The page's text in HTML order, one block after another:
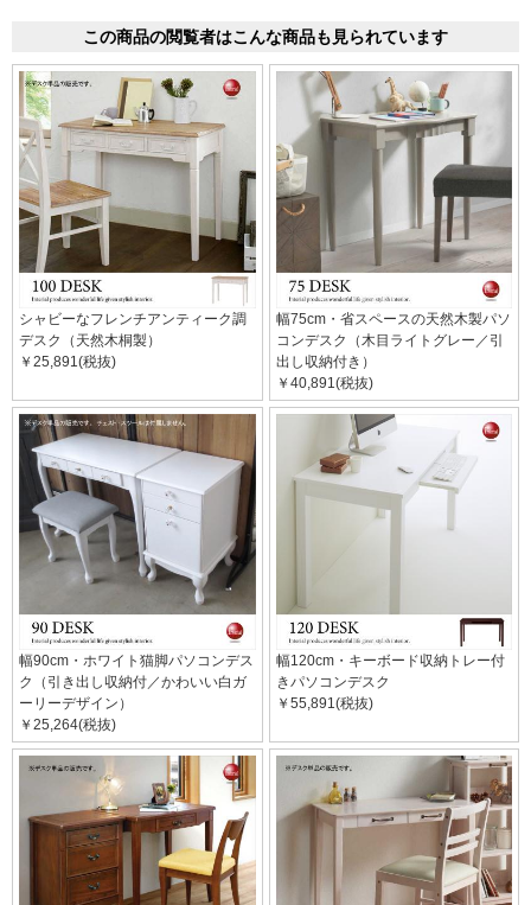
この商品の閲覧者はこんな商品も見られています
シャビーなフレンチアンティーク調
デスク（天然木桐製）
￥25,891(税抜)
幅75cm・省スペースの天然木製パソ
コンデスク（木目ライトグレー／引
出し収納付き）
￥40,891(税抜)
幅90cm・ホワイト猫脚パソコンデス
ク（引き出し収納付／かわいい白ガ
ーリーデザイン）
￥25,264(税抜)
幅120cm・キーボード収納トレー付
きパソコンデスク
￥55,891(税抜)